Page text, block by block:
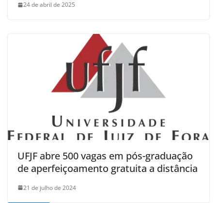
24 de abril de 2025
UFJF abre 500 vagas em pós-graduação
de aperfeiçoamento gratuita a distância
21 de julho de 2024